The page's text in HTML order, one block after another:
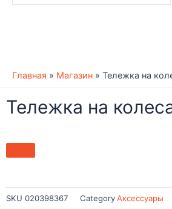
Главная » Магазин » Тележка на
Тележка на
SKU 020398367 CategoryАксессуары